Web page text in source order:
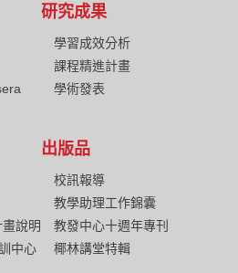
說明
中心
研究成果
學習成效分析
課程精進計畫
學術發表
出版品
校訊報導
教學助理工作錦囊
教發中心十週年專刊
椰林講堂特輯